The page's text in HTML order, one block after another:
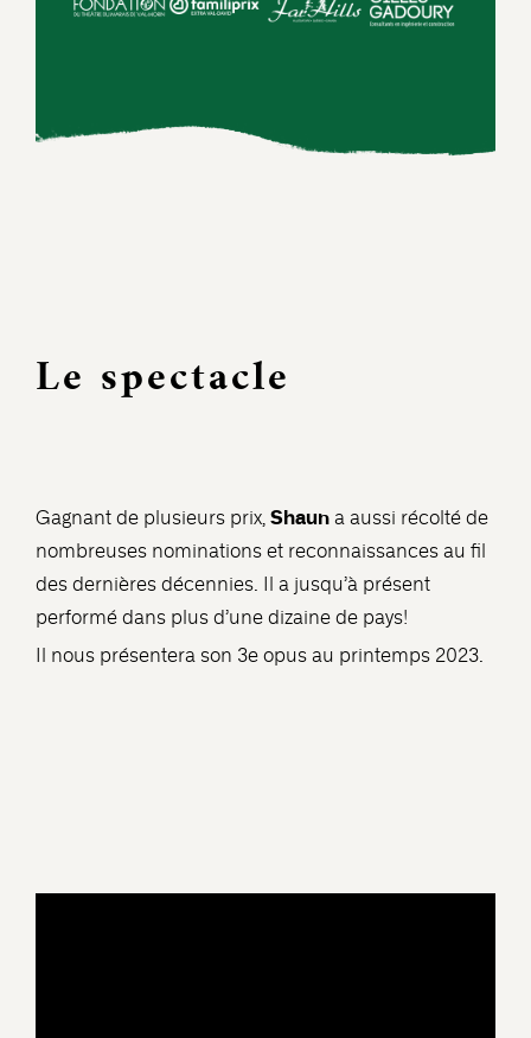
Le spectacle
Gagnant de plusieurs prix, Shaun a aussi récolté de
nombreuses nominations et reconnaissances au fil
des dernières décennies. Il a jusqu’à présent
performé dans plus d’une dizaine de pays!
Il nous présentera son 3e opus au printemps 2023.